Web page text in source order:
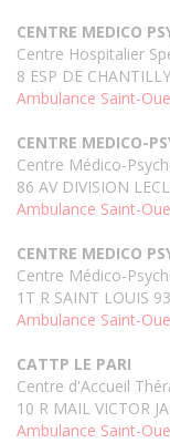
CENTRE MEDICO
Centre Hospitalier
8 ESP DE
Ambulance Saint-
CENTRE MEDICO-
Centre Médico-
86 AV DIVISION
Ambulance Saint-
CENTRE MEDICO
Centre Médico-
1T R SAINT LOUIS
Ambulance Saint-
CATTP LE PARI
Centre d'Accueil
10 R MAIL VICTOR
Ambulance Saint-